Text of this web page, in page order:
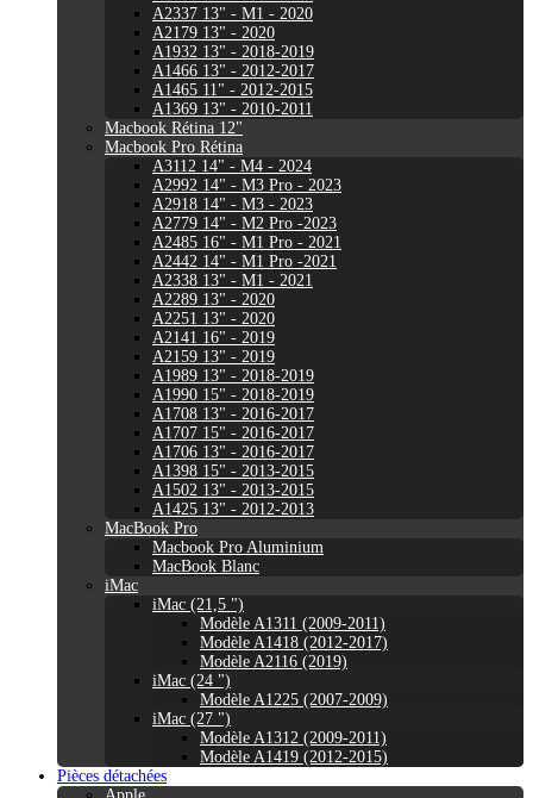
A2337 13" - M1 - 2020
A2179 13" - 2020
A1932 13" - 2018-2019
A1466 13" - 2012-2017
A1465 11" - 2012-2015
A1369 13" - 2010-2011
Macbook Rétina 12"
Macbook Pro Rétina
A3112 14" - M4 - 2024
A2992 14" - M3 Pro - 2023
A2918 14" - M3 - 2023
A2779 14" - M2 Pro -2023
A2485 16" - M1 Pro - 2021
A2442 14" - M1 Pro -2021
A2338 13" - M1 - 2021
A2289 13" - 2020
A2251 13" - 2020
A2141 16" - 2019
A2159 13" - 2019
A1989 13" - 2018-2019
A1990 15" - 2018-2019
A1708 13" - 2016-2017
A1707 15" - 2016-2017
A1706 13" - 2016-2017
A1398 15" - 2013-2015
A1502 13" - 2013-2015
A1425 13" - 2012-2013
MacBook Pro
Macbook Pro Aluminium
MacBook Blanc
iMac
iMac (21,5 ")
Modèle A1311 (2009-2011)
Modèle A1418 (2012-2017)
Modèle A2116 (2019)
iMac (24 ")
Modèle A1225 (2007-2009)
iMac (27 ")
Modèle A1312 (2009-2011)
Modèle A1419 (2012-2015)
Pièces détachées